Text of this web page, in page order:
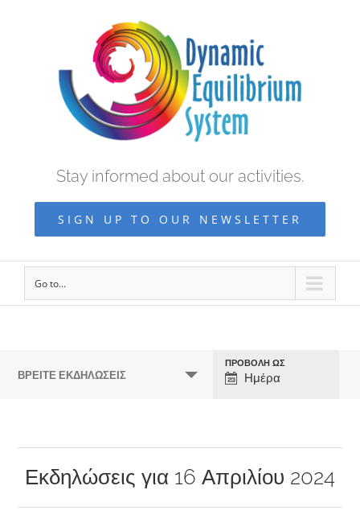
Stay informed about our activities.
SIGN UP TO OUR NEWSLETTER
Go to...
ΒΡΕΊΤΕ ΕΚΔΗΛΏΣΕΙΣ
Πλοήγηση
ΠΡΟΒΟΛΉ ΩΣ
Ημέρα
Εκδηλώσεις για 16 Απριλίου 2024